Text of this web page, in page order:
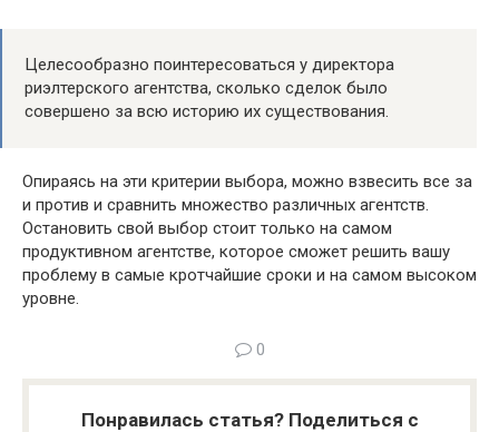
Целесообразно поинтересоваться у директора
риэлтерского агентства, сколько сделок было
совершено за всю историю их существования.
Опираясь на эти критерии выбора, можно взвесить все за
и против и сравнить множество различных агентств.
Остановить свой выбор стоит только на самом
продуктивном агентстве, которое сможет решить вашу
проблему в самые кротчайшие сроки и на самом высоком
уровне.
0
Понравилась статья? Поделиться с